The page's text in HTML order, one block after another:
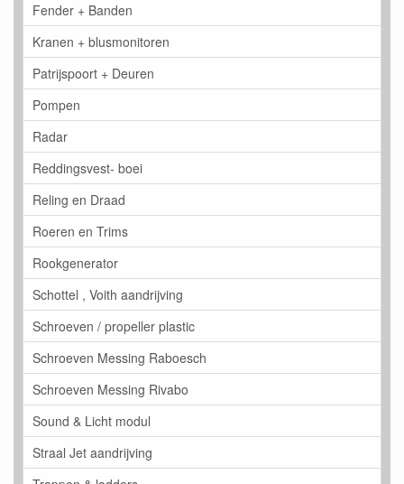
Fender + Banden
Kranen + blusmonitoren
Patrijspoort + Deuren
Pompen
Radar
Reddingsvest- boei
Reling en Draad
Roeren en Trims
Rookgenerator
Schottel , Voith aandrijving
Schroeven / propeller plastic
Schroeven Messing Raboesch
Schroeven Messing Rivabo
Sound & Licht modul
Straal Jet aandrijving